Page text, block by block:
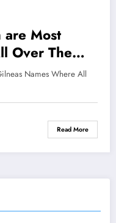
are Most
Over The
Names Where All
Read More